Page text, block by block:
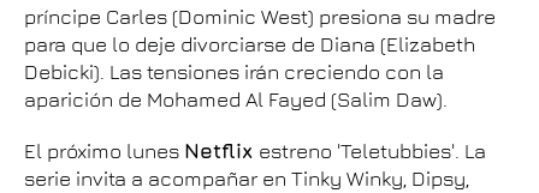
príncipe Carles (Dominic West) presiona su madre
para que lo deje divorciarse de Diana (Elizabeth
Debicki). Las tensiones irán creciendo con la
aparición de Mohamed Al Fayed (Salim Daw).
El próximo lunes Netflix estreno 'Teletubbies'. La
serie invita a acompañar en Tinky Winky, Dipsy,